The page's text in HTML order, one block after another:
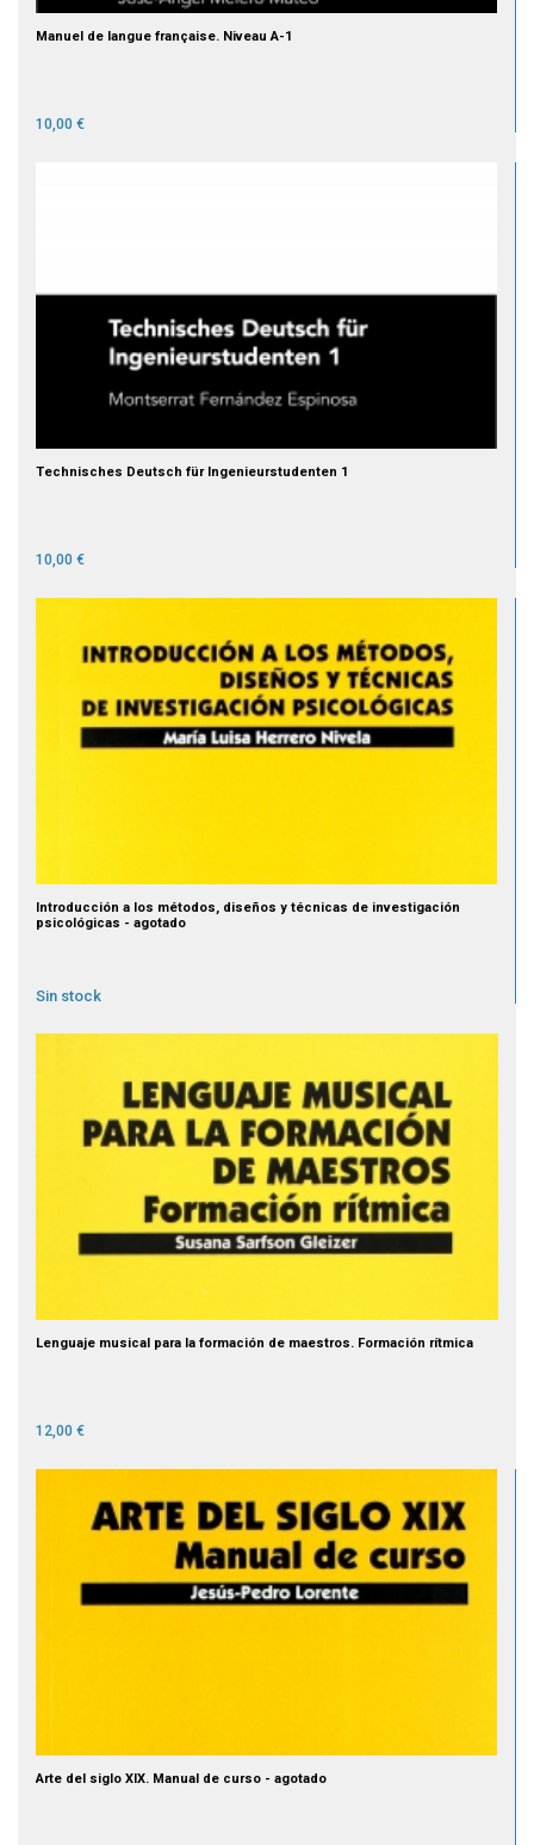
Manuel de langue française. Niveau A-1
10,00 €
Technisches Deutsch für Ingenieurstudenten 1
10,00 €
Introducción a los métodos, diseños y técnicas de investigación
psicológicas - agotado
Sin stock
Lenguaje musical para la formación de maestros. Formación rítmica
12,00 €
Arte del siglo XIX. Manual de curso - agotado